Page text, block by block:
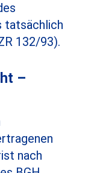
tatsächlich
132/93).
–
nach